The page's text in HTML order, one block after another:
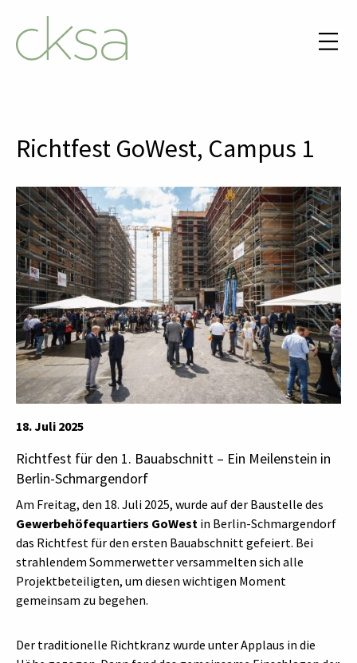
Richtfest GoWest, Campus 1
18. Juli 2025
Richtfest für den 1. Bauabschnitt – Ein Meilenstein in
Berlin-Schmargendorf
Am Freitag, den 18. Juli 2025, wurde auf der Baustelle des
Gewerbehöfequartiers GoWest in Berlin-Schmargendorf
das Richtfest für den ersten Bauabschnitt gefeiert. Bei
strahlendem Sommerwetter versammelten sich alle
Projektbeteiligten, um diesen wichtigen Moment
gemeinsam zu begehen.
Der traditionelle Richtkranz wurde unter Applaus in die